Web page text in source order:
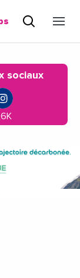
sociaux